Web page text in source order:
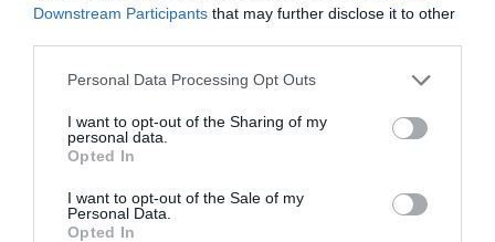
Downstream Participants that may further disclose it to other
Please note that this website/app uses one or more Google
not limited to your visit or usage behaviour. You may click to
grant or deny consent to Google and its third-party tags to
use your data for below specified purposes in below Google
consent section.
Personal Data Processing Opt Outs
I want to opt-out of the Sharing of my
personal data.
Opted In
I want to opt-out of the Sale of my
Personal Data.
Opted In